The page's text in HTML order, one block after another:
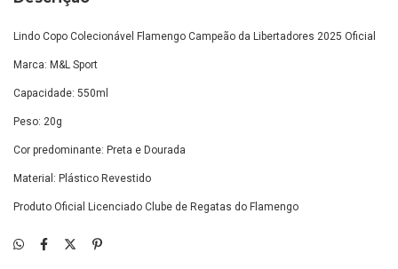
Lindo Copo Colecionável Flamengo Campeão da Libertadores 2025 Oficial
Marca: M&L Sport
Capacidade: 550ml
Peso: 20g
Cor predominante: Preta e Dourada
Material: Plástico Revestido
Produto Oficial Licenciado Clube de Regatas do Flamengo